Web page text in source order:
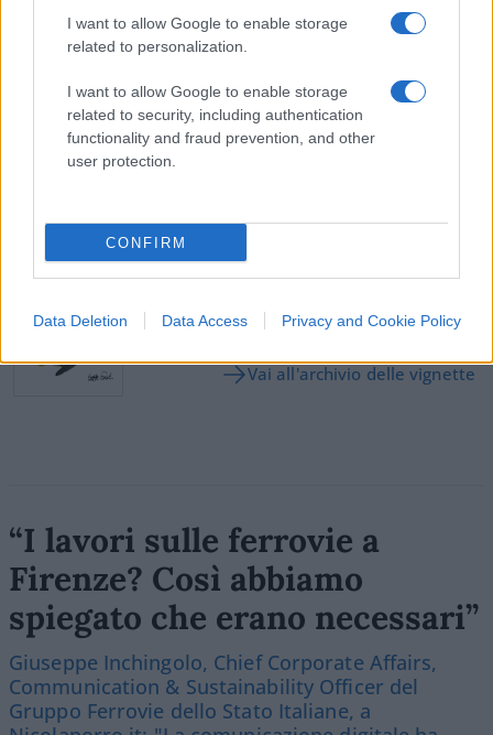
I want to allow Google to enable storage
related to personalization.
I want to allow Google to enable storage
related to security, including authentication
functionality and fraud prevention, and other
user protection.
CONFIRM
Data Deletion Data Access Privacy and Cookie Policy
#CRISTIANI #LIBERTÀ RELIGIOSA
SEDUTE SATIRICHE
Vignetta del 07/08/2026
Vai all'archivio delle vignette
“I lavori sulle ferrovie a
Firenze? Così abbiamo
spiegato che erano necessari”
Giuseppe Inchingolo, Chief Corporate Affairs,
Communication & Sustainability Officer del
Gruppo Ferrovie dello Stato Italiane, a